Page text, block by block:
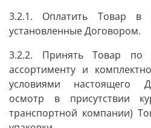
3.2.1. Оплатить Товар
установленные Договором.
3.2.2. Принять Товар по
ассортименту и
условиями настоящего
осмотр в присутствии
транспортной компании)